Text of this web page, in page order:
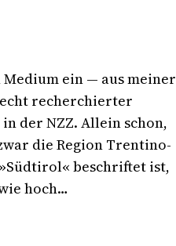
ein — aus meiner
recherchierter
der NZZ. Allein schon,
die Region Trentino-
beschriftet ist,
hoch…